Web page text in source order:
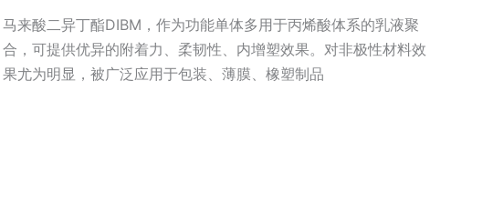
马来酸二异丁酯DIBM，作为功能单体多用于丙烯酸体系的乳液聚
合，可提供优异的附着力、柔韧性、内增塑效果。对非极性材料效
果尤为明显，被广泛应用于包装、薄膜、橡塑制品